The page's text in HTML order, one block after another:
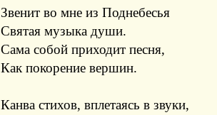
Звенит во мне из Поднебесья
Святая музыка души.
Сама собой приходит песня,
Как покорение вершин.
Канва стихов, вплетаясь в звуки,